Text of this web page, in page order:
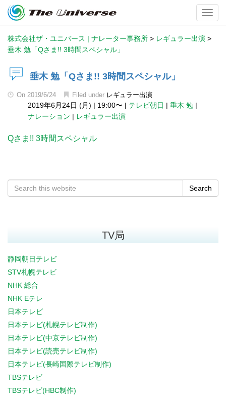
株式会社ザ・ユニバース | ナレーター事務所 > レギュラー出演 >
垂木 勉「Qさま!! 3時間スペシャル」
垂木 勉「Qさま!! 3時間スペシャル」
On 2019/6/24 Filed under レギュラー出演
2019年6月24日 (月) | 19:00〜 | テレビ朝日 | 垂木 勉 |
ナレーション | レギュラー出演
Qさま!! 3時間スペシャル
Search
TV局
静岡朝日テレビ
STV札幌テレビ
NHK 総合
NHK Eテレ
日本テレビ
日本テレビ(札幌テレビ制作)
日本テレビ(中京テレビ制作)
日本テレビ(読売テレビ制作)
日本テレビ(長崎国際テレビ制作)
TBSテレビ
TBSテレビ(HBC制作)